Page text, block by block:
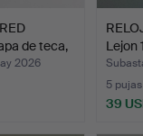
de teca,
2026
Lejon
5 pujas
39